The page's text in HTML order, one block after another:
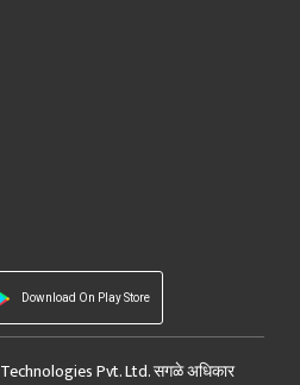
Download On Play Store
Pvt. Ltd. सगळे अधिकार